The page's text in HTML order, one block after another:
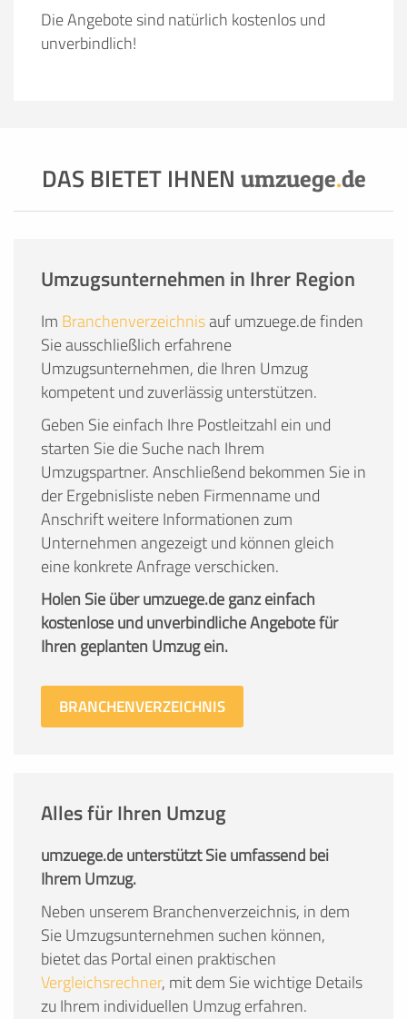
Die Angebote sind natürlich kostenlos und
unverbindlich!
DAS BIETET IHNEN umzuege.de
Umzugsunternehmen in Ihrer Region
Im Branchenverzeichnisauf umzuege.de finden
Sie ausschließlich erfahrene
Umzugsunternehmen, die Ihren Umzug
kompetent und zuverlässig unterstützen.
Geben Sie einfach Ihre Postleitzahl ein und
starten Sie die Suche nach Ihrem
Umzugspartner. Anschließend bekommen Sie in
der Ergebnisliste neben Firmenname und
Anschrift weitere Informationen zum
Unternehmen angezeigt und können gleich
eine konkrete Anfrage verschicken.
Holen Sie über umzuege.de ganz einfach
kostenlose und unverbindliche Angebote für
Ihren geplanten Umzug ein.
BRANCHENVERZEICHNIS
Alles für Ihren Umzug
umzuege.de unterstützt Sie umfassend bei
Ihrem Umzug.
Neben unserem Branchenverzeichnis, in dem
Sie Umzugsunternehmen suchen können,
bietet das Portal einen praktischen
Vergleichsrechner, mit dem Sie wichtige Details
zu Ihrem individuellen Umzug erfahren.